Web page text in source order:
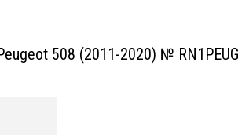
508 (2011-2020) №